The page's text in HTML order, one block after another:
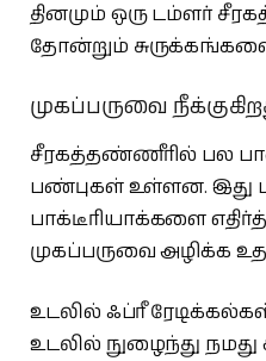
தினமும் ஒரு டம்ளர்
தோன்றும்
முகப்பருவை
சீரகத்தண்ணீரில் பல
பண்புகள் உள்ளன. இது
பாக்டீரியாக்களை
முகப்பருவை அழிக்க
உடலில் ஃப்ரீ
உடலில் நுழைந்து நமது